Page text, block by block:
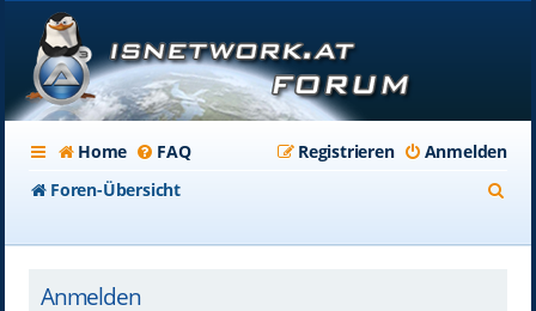
Home FAQ Anmelden
Registrieren
Foren-Übersicht
Anmelden